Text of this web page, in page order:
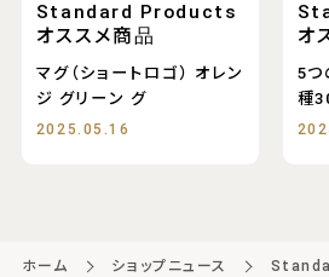
Standard Products
オススメ商品
マグ（ショートロゴ） オレン
ジ グリーン グ
2025.05.16
オ
5つ
種
ホーム ショップニュース